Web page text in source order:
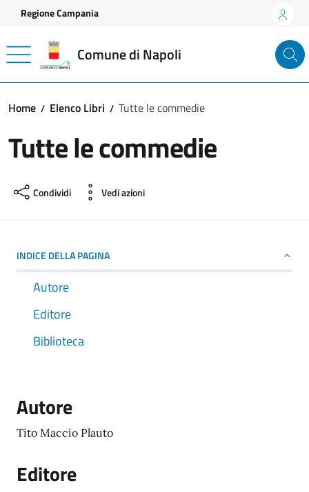
Vai ai contenuti
Vai al footer
Regione Campania
Comune di Napoli
Home Elenco Libri Tutte le commedie
Tutte le commedie
Condividi Vedi azioni
INDICE DELLA PAGINA
Autore
Editore
Biblioteca
Autore
Tito Maccio Plauto
Editore